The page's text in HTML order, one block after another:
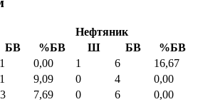
Нефтяник
БВ %БВ Ш БВ
%БВ
0,00 1 6
16,67
9,09 0 4
0,00
7,69 0 6
0,00